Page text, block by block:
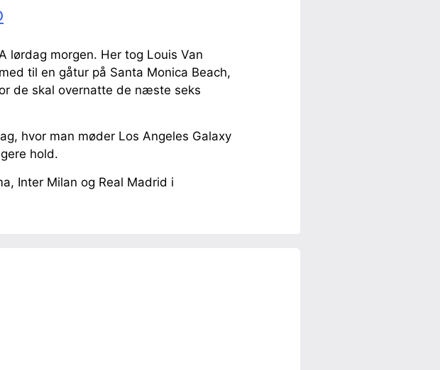
lørdag morgen. Her tog Louis Van
til en gåtur på Santa Monica Beach,
de skal overnatte de næste seks
hvor man møder Los Angeles Galaxy
hold.
Inter Milan og Real Madrid i